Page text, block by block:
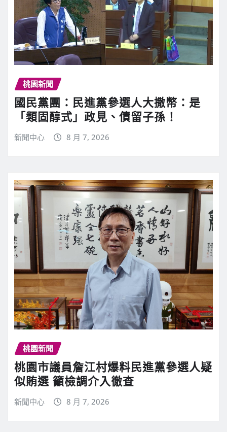
桃園新聞
國民黨團：民進黨參選人大撒幣：是
「類固醇式」政見、債留子孫！
新聞中心 8 月 7, 2026
桃園新聞
桃園市議員詹江村爆料民進黨參選人疑
似賄選 籲檢調介入徹查
新聞中心 8 月 7, 2026